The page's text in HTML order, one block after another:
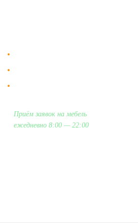
Приём заявок на мебель
ежедневно 8:00 — 22:00